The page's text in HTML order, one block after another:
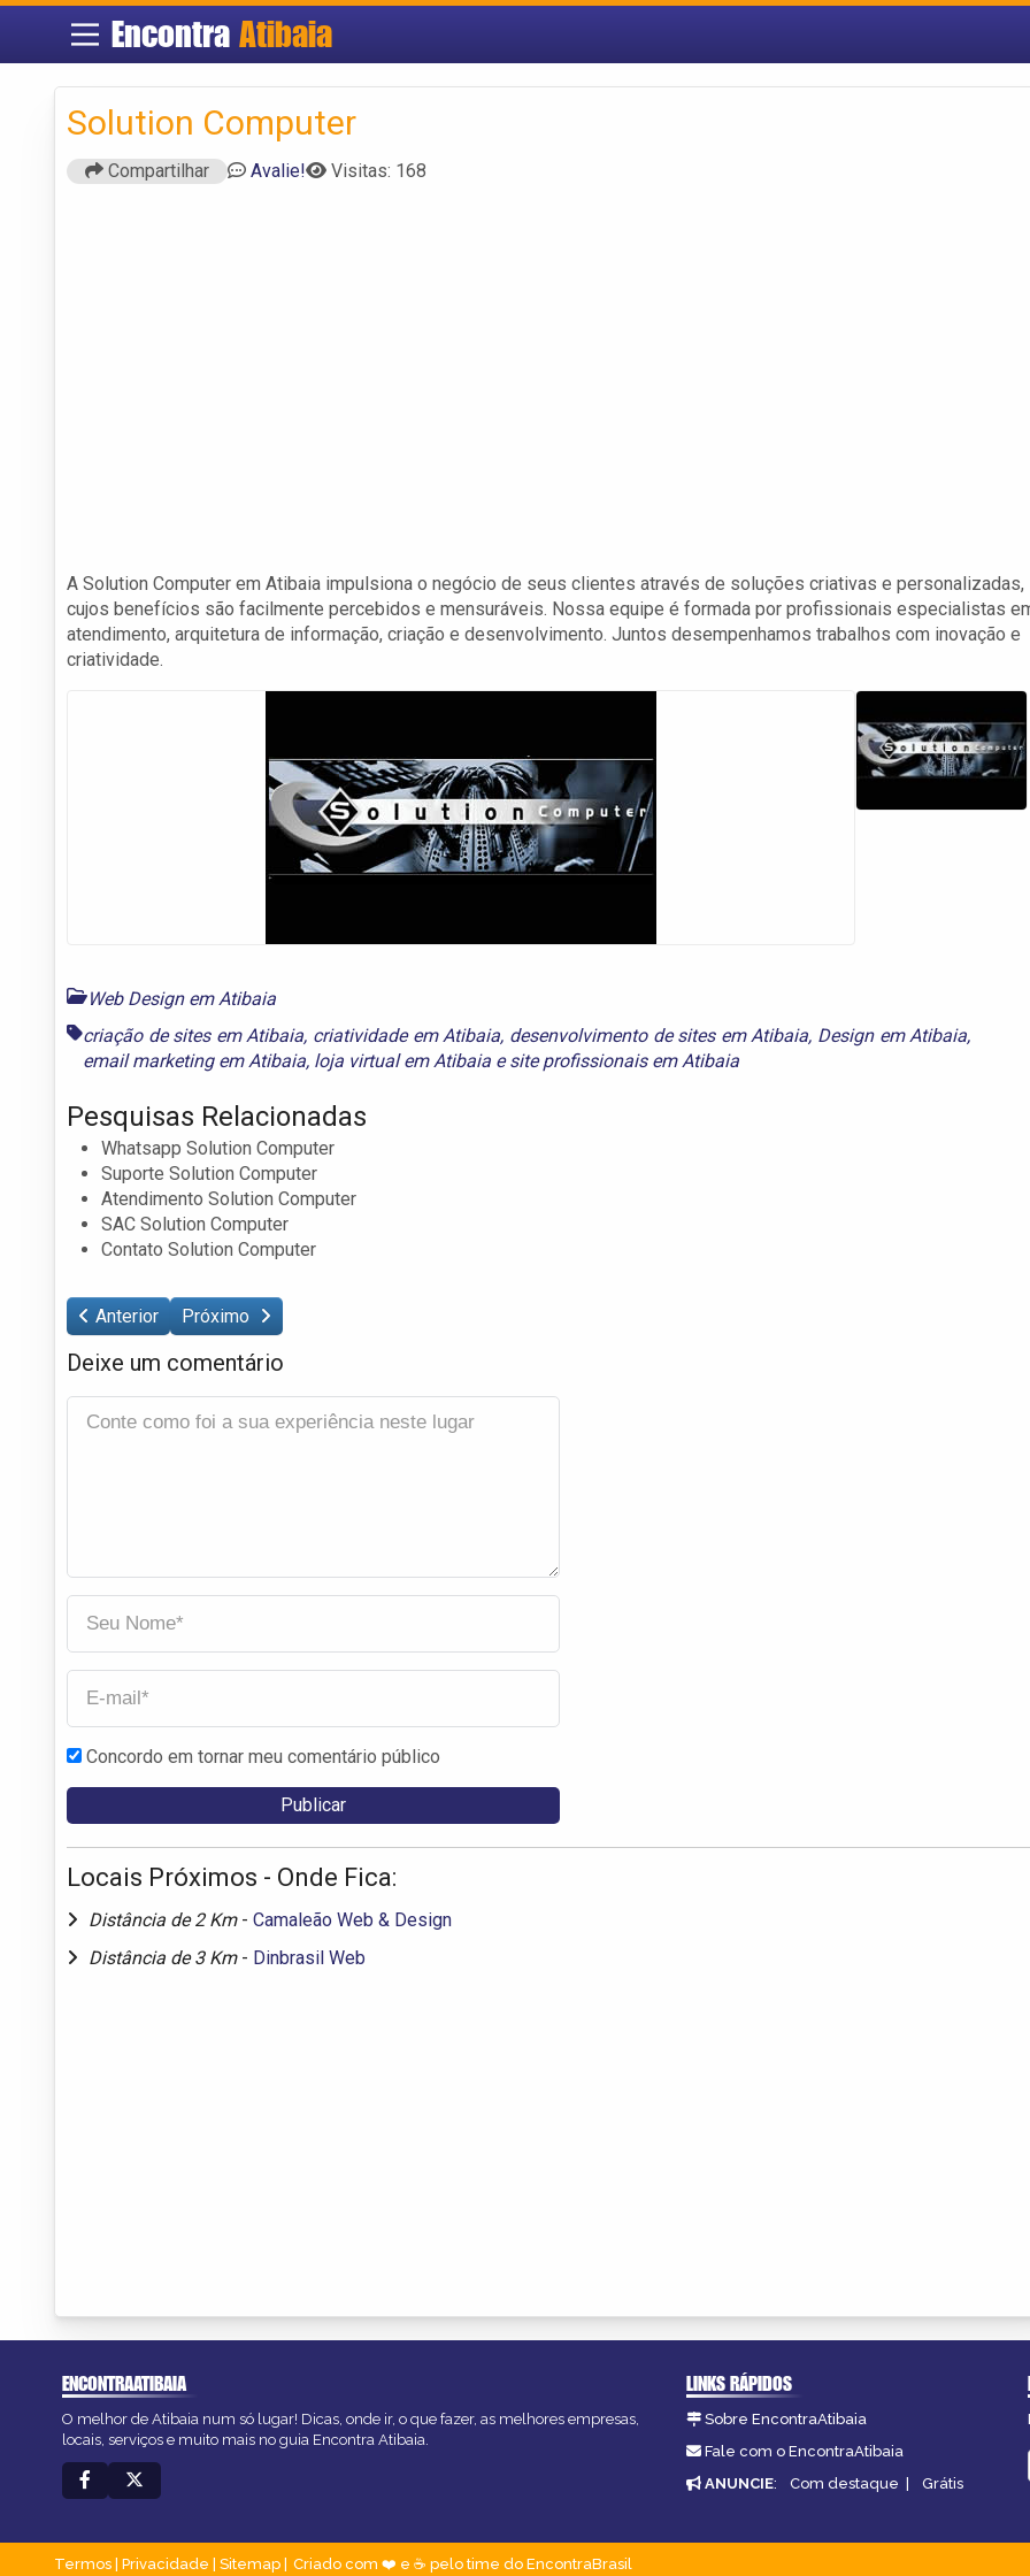
EncontraAtibaia
Solution Computer
Compartilhar Avalie! Visitas: 168
A Solution Computer em Atibaia impulsiona o negócio de seus clientes através de soluções criativas e personalizadas,
cujos benefícios são facilmente percebidos e mensuráveis. Nossa equipe é formada por profissionais especialistas
atendimento, arquitetura de informação, criação e desenvolvimento. Juntos desempenhamos trabalhos com inovação e
criatividade.
Web Design em Atibaia
criação de sites em Atibaia, criatividade em Atibaia, desenvolvimento de sites em Atibaia, Design em Atibaia,
email marketing em Atibaia, loja virtual em Atibaia esite profissionais em Atibaia
Pesquisas Relacionadas
Whatsapp Solution Computer
Suporte Solution Computer
Atendimento Solution Computer
SAC Solution Computer
Contato Solution Computer
Anterior Próximo
Deixe um comentário
Concordo em tornar meu comentário público
Locais Próximos - Onde Fica:
Distância de 2 Km - Camaleão Web & Design
Distância de 3 Km - Dinbrasil Web
ENCONTRAATIBAIA
O melhor de Atibaia num só lugar! Dicas, onde ir, o que fazer, as melhores empresas,
locais, serviços e muito mais no guia Encontra Atibaia.
LINKS RÁPIDOS
Sobre EncontraAtibaia
Fale com o EncontraAtibaia
ANUNCIE: Com destaque | Grátis
Termos Privacidade Sitemap Criado com ❤️ e ☕ pelo time do EncontraBrasil